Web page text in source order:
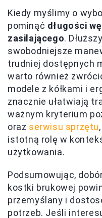
Kiedy myślimy o
pominąć długości
zasilającego.
swobodniejsze
trudniej dostępnych
warto również
modele z kółkami i
znacznie ułatwiają
ważnym kryterium
oraz serwisu sprzętu
istotną rolę w
użytkowania.
Podsumowując,
kostki brukowej
przemyślany i
potrzeb. Jeśli